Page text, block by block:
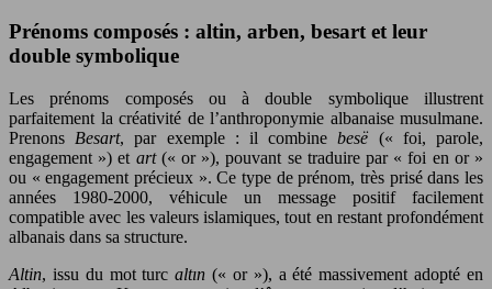
Prénoms composés : altin, arben, besart et leur
double symbolique
Les prénoms composés ou à double symbolique illustrent
parfaitement la créativité de l’anthroponymie albanaise musulmane.
Prenons Besart, par exemple : il combinebesë (« foi, parole,
engagement ») et art(« or »), pouvant se traduire par « foi en or »
ou « engagement précieux ». Ce type de prénom, très prisé dans les
années 1980-2000, véhicule un message positif facilement
compatible avec les valeurs islamiques, tout en restant profondément
albanais dans sa structure.
Altin, issu du mot turcaltın (« or »), a été massivement adopté en